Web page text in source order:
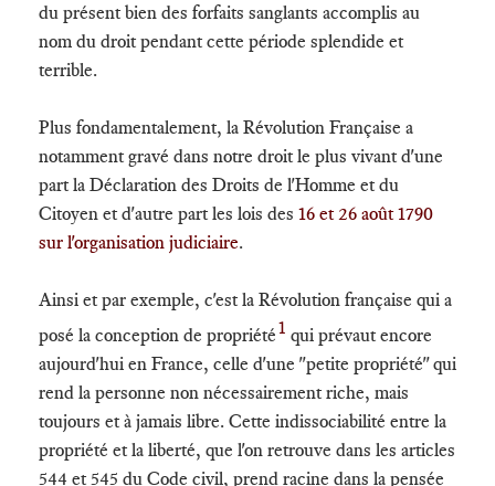
du présent bien des forfaits sanglants accomplis au
nom du droit pendant cette période splendide et
terrible.
Plus fondamentalement, la Révolution Française a
notamment gravé dans notre droit le plus vivant d'une
part la Déclaration des Droits de l'Homme et du
Citoyen et d'autre part les lois des 16 et 26 août 1790
sur l'organisation judiciaire.
Ainsi et par exemple, c'est la Révolution française qui a
posé la conception de propriété1 qui prévaut encore
aujourd'hui en France, celle d'une "petite propriété" qui
rend la personne non nécessairement riche, mais
toujours et à jamais libre. Cette indissociabilité entre la
propriété et la liberté, que l'on retrouve dans les articles
544 et 545 du Code civil, prend racine dans la pensée